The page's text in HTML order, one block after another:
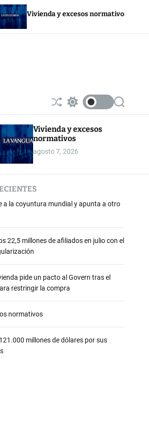
y excesos normativos
S
h
ff
l
S
w
t
c
c
o
S
e
Vivienda y excesos
normativos
agosto 7, 2026
a la coyuntura mundial y apunta a otro
22,5 millones de afiliados en julio con el
pide un pacto al Govern tras el
restringir la compra
normativos
millones de dólares por sus